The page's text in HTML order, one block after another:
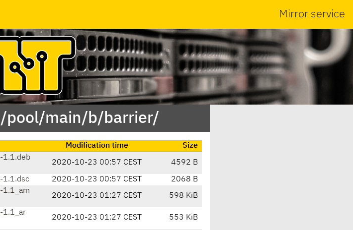
Mirror service
pool/main/b/barrier/
Modification time
Size
1.1.deb
2020-10-23 00:57 CEST 4592 B
1.1.dsc 2020-10-23 00:57 CEST
2068 B
1.1_am
2020-10-23 01:27 CEST 598 KiB
1.1_ar
2020-10-23 01:27 CEST 553 KiB